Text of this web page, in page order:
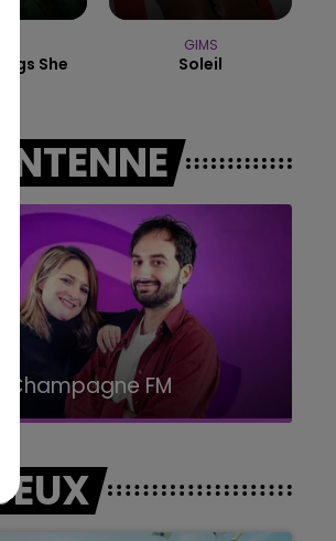
She
GIMS
Soleil
MACHINE - CHAMPAGNE FM